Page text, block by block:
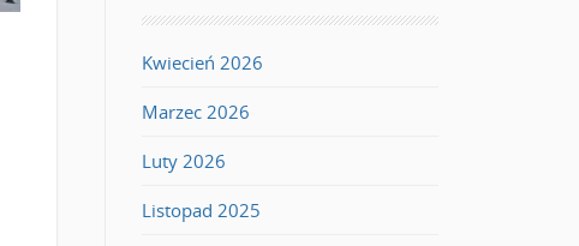
Kwiecień 2026
Marzec 2026
Luty 2026
Listopad 2025